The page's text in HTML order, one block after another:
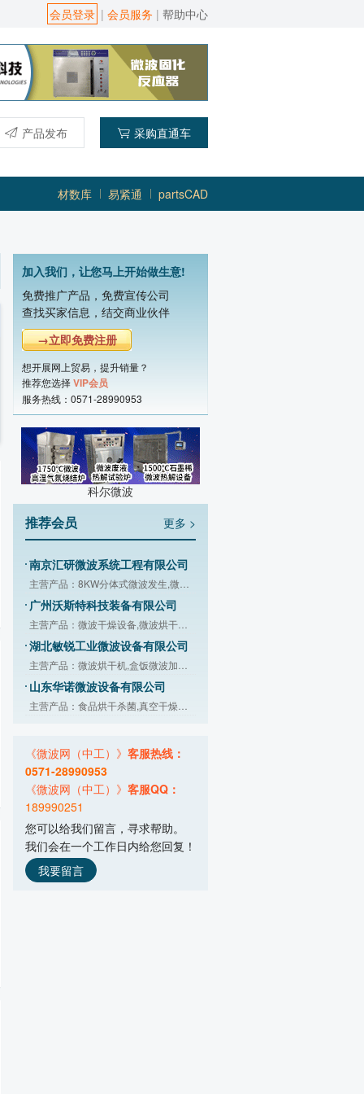
会员登录 | 会员服务 | 帮助中心
产品发布 采购直通车
材数库 易紧通 partsCAD
加入我们，让您马上开始做生意!
免费推广产品，免费宣传公司
查找买家信息，结交商业伙伴
→立即免费注册
想开展网上贸易，提升销量？
推荐您选择VIP会员
服务热线：0571-28990953
科尔微波
推荐会员 更多 >
贵阳新奇微波工业有限责任公司
河南科尔微波科技有限公司
主营产品：微波烘干设备,微波杀菌设备,
佛山市纽睿科技有限公司
主营产品：3kW大功率磁控管,2kW大功率
深圳市视麦电气技术有限公司
主营产品：磁控管,微波电源,高压数字电
南京汇研微波系统工程有限公司
广州沃斯特科技装备有限公司
湖北敏锐工业微波设备有限公司
山东华诺微波设备有限公司
南京平顺微波设备有限公司
广州市凯棱工业用微波设备有限公司
湖南频动科技有限公司
主营产品：固态微波,射频技术
《微波网（中工）》 客服热线：
0571-28990953
《微波网（中工）》 客服QQ：
189990251
您可以给我们留言，寻求帮助。
我们会在一个工作日内给您回复！
我要留言